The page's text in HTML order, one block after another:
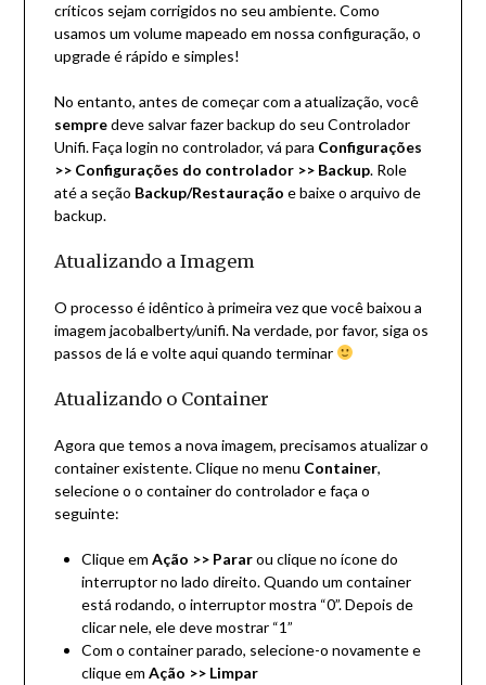
críticos sejam corrigidos no seu ambiente. Como
usamos um volume mapeado em nossa configuração, o
upgrade é rápido e simples!
No entanto, antes de começar com a atualização, você
sempredeve salvar fazer backup do seu Controlador
Unifi. Faça login no controlador, vá para Configurações
>> Configurações do controlador >> Backup. Role
até a seção Backup/Restauração e baixe o arquivo de
backup.
Atualizando a Imagem
O processo é idêntico à primeira vez que você baixou a
imagem jacobalberty/unifi. Na verdade, por favor, siga os
passos de lá e volte aqui quando terminar
Atualizando o Container
Agora que temos a nova imagem, precisamos atualizar o
container existente. Clique no menu Container,
selecione o o container do controlador e faça o
seguinte:
Clique em Ação >> Pararou clique no ícone do
interruptor no lado direito. Quando um container
está rodando, o interruptor mostra “0”. Depois de
clicar nele, ele deve mostrar “1”
Com o container parado, selecione-o novamente e
clique em Ação >> Limpar